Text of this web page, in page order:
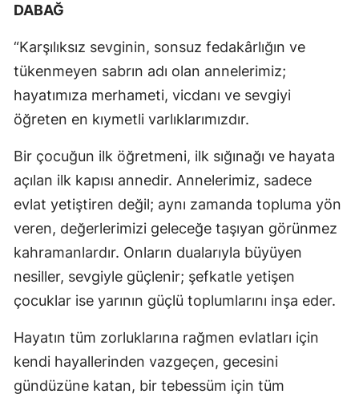
DABAĞ
“Karşılıksız sevginin, sonsuz fedakârlığın ve
tükenmeyen sabrın adı olan annelerimiz;
hayatımıza merhameti, vicdanı ve sevgiyi
öğreten en kıymetli varlıklarımızdır.
Bir çocuğun ilk öğretmeni, ilk sığınağı ve hayata
açılan ilk kapısı annedir. Annelerimiz, sadece
evlat yetiştiren değil; aynı zamanda topluma yön
veren, değerlerimizi geleceğe taşıyan görünmez
kahramanlardır. Onların dualarıyla büyüyen
nesiller, sevgiyle güçlenir; şefkatle yetişen
çocuklar ise yarının güçlü toplumlarını inşa eder.
Hayatın tüm zorluklarına rağmen evlatları için
kendi hayallerinden vazgeçen, gecesini
gündüzüne katan, bir tebessüm için tüm